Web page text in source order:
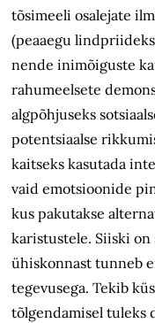
tõsimeeli osalejate
(peaaegu
nende inimõiguste
rahumeelsete
algpõhjuseks
potentsiaalse
kaitseks kasutada
vaid emotsioonide
kus pakutakse
karistustele. Siiski
ühiskonnast tunneb
tegevusega. Tekib
tõlgendamisel tuleks